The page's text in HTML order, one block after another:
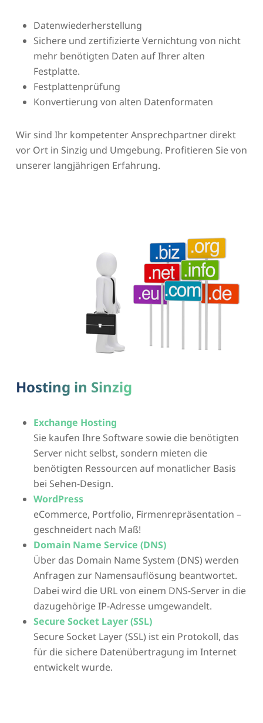
Datenwiederherstellung
Sichere und zertifizierte Vernichtung von nicht
mehr benötigten Daten auf Ihrer alten
Festplatte.
Festplattenprüfung
Konvertierung von alten Datenformaten
Wir sind Ihr kompetenter Ansprechpartner direkt
vor Ort in Sinzig und Umgebung. Profitieren Sie von
unserer langjährigen Erfahrung.
Hosting in Sinzig
Exchange Hosting
Sie kaufen Ihre Software sowie die benötigten
Server nicht selbst, sondern mieten die
benötigten Ressourcen auf monatlicher Basis
bei Sehen-Design.
WordPress
eCommerce, Portfolio, Firmenrepräsentation –
geschneidert nach Maß!
Domain Name Service (DNS)
Über das Domain Name System (DNS) werden
Anfragen zur Namensauflösung beantwortet.
Dabei wird die URL von einem DNS-Server in die
dazugehörige IP-Adresse umgewandelt.
Secure Socket Layer (SSL)
Secure Socket Layer (SSL) ist ein Protokoll, das
für die sichere Datenübertragung im Internet
entwickelt wurde.